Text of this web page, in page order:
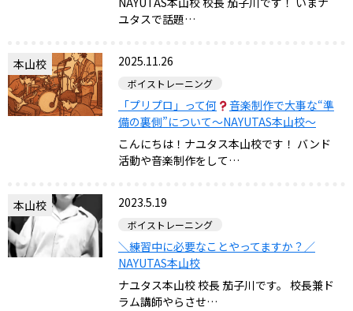
ユタスで話題…
本山校 2025.11.26
ボイストレーニング
「プリプロ」って何
音楽制作で大事な“準
備の裏側”について〜NAYUTAS本山校〜
こんにちは！ナユタス本山校です！ バンド
活動や音楽制作をして…
本山校 2023.5.19
ボイストレーニング
＼練習中に必要なことやってますか？／
NAYUTAS本山校
ナユタス本山校 校長 茄子川です。 校長兼ド
ラム講師やらさせ…